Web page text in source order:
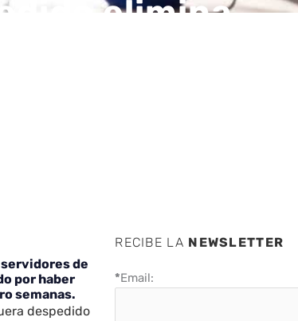
elimina
de
por haber
semanas.
despedido
RECIBE LA NEWSLETTER
*Email: